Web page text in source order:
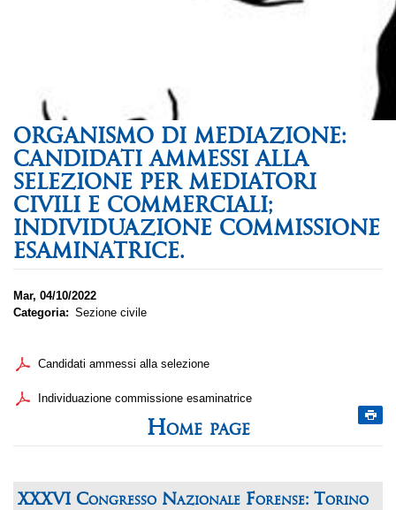
ORGANISMO DI MEDIAZIONE:
CANDIDATI AMMESSI ALLA
SELEZIONE PER MEDIATORI
CIVILI E COMMERCIALI;
INDIVIDUAZIONE COMMISSIONE
ESAMINATRICE.
Mar, 04/10/2022
Categoria
Sezione civile
Candidati ammessi alla selezione
Individuazione commissione esaminatrice
Home page
XXXVI Congresso Nazionale Forense: Torino